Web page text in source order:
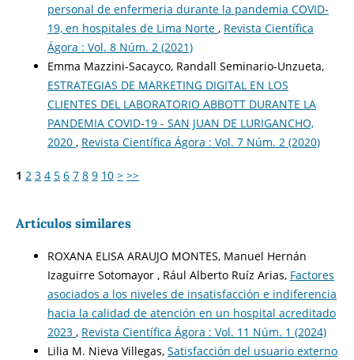
personal de enfermeria durante la pandemia COVID-
19, en hospitales de Lima Norte , Revista Científica
Ágora : Vol. 8 Núm. 2 (2021)
Emma Mazzini-Sacayco, Randall Seminario-Unzueta,
ESTRATEGIAS DE MARKETING DIGITAL EN LOS
CLIENTES DEL LABORATORIO ABBOTT DURANTE LA
PANDEMIA COVID-19 - SAN JUAN DE LURIGANCHO,
2020 , Revista Científica Ágora : Vol. 7 Núm. 2 (2020)
1 2 3 4 5 6 7 8 9 10 > >>
Artículos similares
ROXANA ELISA ARAUJO MONTES, Manuel Hernán
Izaguirre Sotomayor , Rául Alberto Ruíz Arias, Factores
asociados a los niveles de insatisfacción e indiferencia
hacia la calidad de atención en un hospital acreditado
2023 , Revista Científica Ágora : Vol. 11 Núm. 1 (2024)
Lilia M. Nieva Villegas, Satisfacción del usuario externo